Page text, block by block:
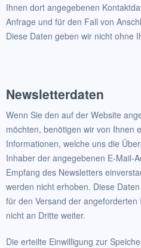
Ihnen dort angegebenen
Anfrage und für den Fall von
Diese Daten geben wir nicht ohne
Newsletterdaten
Wenn Sie den auf der Website
möchten, benötigen wir von Ihnen
Informationen, welche uns die
Inhaber der angegebenen E-Mail-
Empfang des Newsletters
werden nicht erhoben. Diese
für den Versand der
nicht an Dritte weiter.
Die erteilte Einwilligung zur